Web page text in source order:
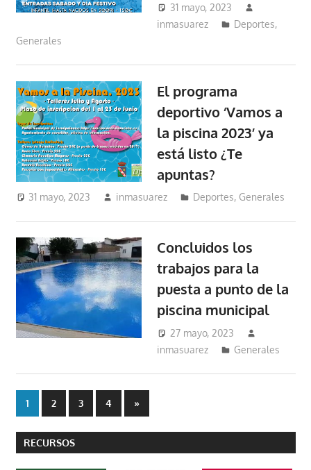
31 mayo, 2023
inmasuarez
Deportes,
Generales
El programa
deportivo ‘Vamos a
la piscina 2023’ ya
está listo ¿Te
apuntas?
31 mayo, 2023 inmasuarez Deportes, Generales
Concluidos los
trabajos para la
puesta a punto de la
piscina municipal
27 mayo, 2023
inmasuarez
Generales
Paginación
de
entradas
1 2 3 4
Entradas
siguientes
»
RECURSOS